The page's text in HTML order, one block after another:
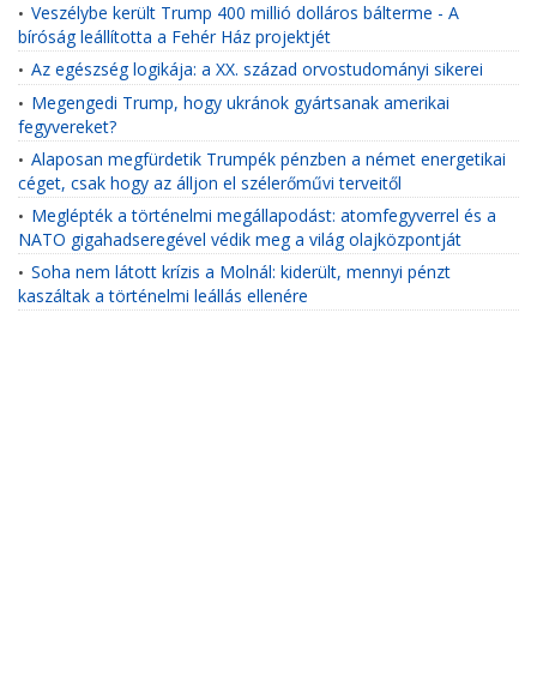
• Veszélybe került Trump 400 millió dolláros bálterme - A
bíróság leállította a Fehér Ház projektjét
• Az egészség logikája: a XX. század orvostudományi sikerei
• Megengedi Trump, hogy ukránok gyártsanak amerikai
fegyvereket?
• Alaposan megfürdetik Trumpék pénzben a német energetikai
céget, csak hogy az álljon el szélerőművi terveitől
• Meglépték a történelmi megállapodást: atomfegyverrel és a
NATO gigahadseregével védik meg a világ olajközpontját
• Soha nem látott krízis a Molnál: kiderült, mennyi pénzt
kaszáltak a történelmi leállás ellenére